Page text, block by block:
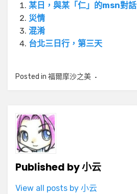
某日，與某「仁」的msn對話
災情
混淆
台北三日行，第三天
Posted in 福爾摩沙之美
Published by小云
View all posts by 小云